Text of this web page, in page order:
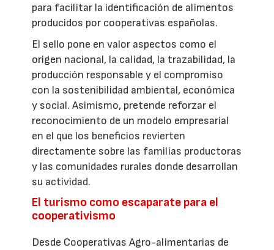
para facilitar la identificación de alimentos
producidos por cooperativas españolas.
El sello pone en valor aspectos como el
origen nacional, la calidad, la trazabilidad, la
producción responsable y el compromiso
con la sostenibilidad ambiental, económica
y social. Asimismo, pretende reforzar el
reconocimiento de un modelo empresarial
en el que los beneficios revierten
directamente sobre las familias productoras
y las comunidades rurales donde desarrollan
su actividad.
El turismo como escaparate para el
cooperativismo
Desde Cooperativas Agro-alimentarias de